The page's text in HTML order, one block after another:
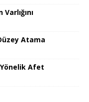
Atama
Yönelik Afet